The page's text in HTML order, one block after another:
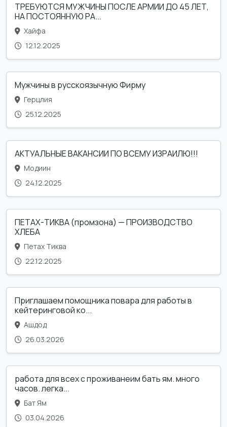
ТРЕБУЮТСЯ МУЖЧИНЫ ПОСЛЕ АРМИИ ДО 45 ЛЕТ,
НА ПОСТОЯННУЮ РА...
Хайфа
12.12.2025
Мужчины в русскоязычную Фирму
Герцлия
25.12.2025
АКТУАЛЬНЫЕ ВАКАНСИИ ПО ВСЕМУ ИЗРАИЛЮ!!!
Модиин
24.12.2025
ПЕТАХ-ТИКВА (промзона) — ПРОИЗВОДСТВО
ХЛЕБА
Петах Тиква
22.12.2025
Приглашаем помощника повара для работы в
кейтеринговой ко...
Ашдод
26.03.2026
работа для всех с проживанеим бать ям. много
часов. легка...
Бат Ям
03.04.2026